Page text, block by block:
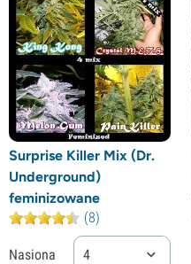
Surprise Killer Mix (Dr.
Underground)
feminizowane
(8)
Nasiona 4